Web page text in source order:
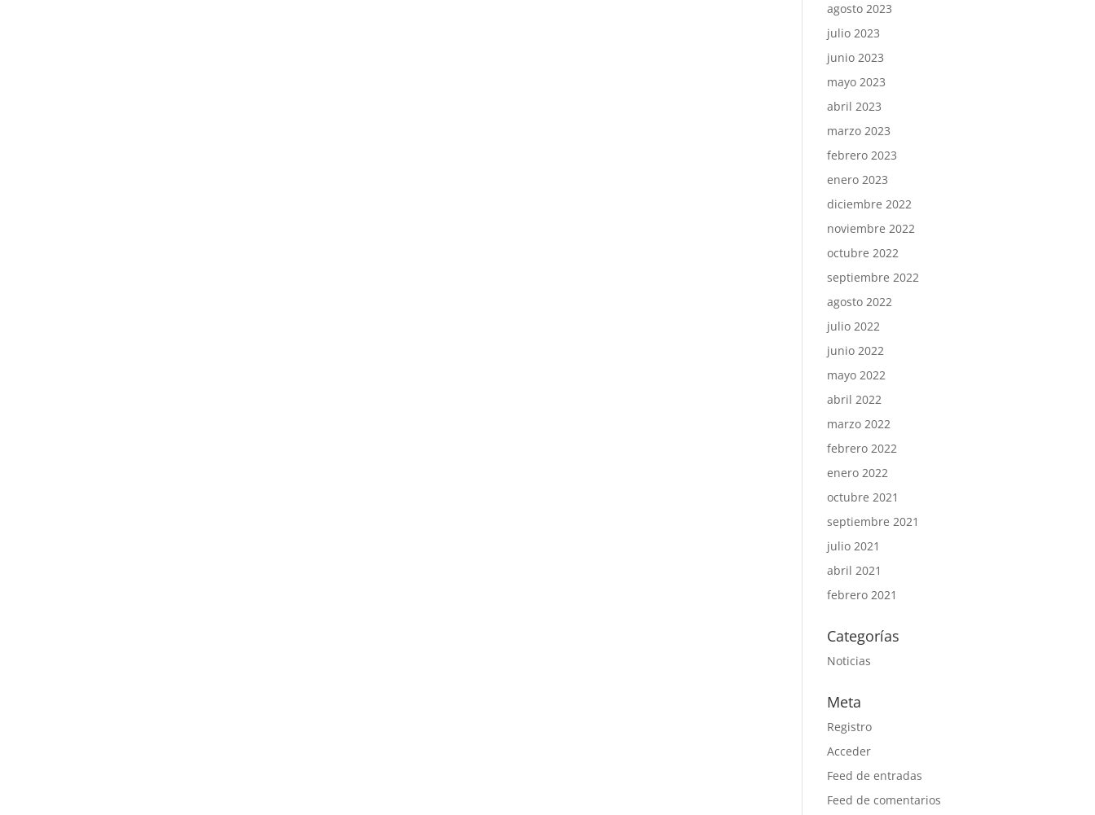
agosto 2023
julio 2023
junio 2023
mayo 2023
abril 2023
marzo 2023
febrero 2023
enero 2023
diciembre 2022
noviembre 2022
octubre 2022
septiembre 2022
agosto 2022
julio 2022
junio 2022
mayo 2022
abril 2022
marzo 2022
febrero 2022
enero 2022
octubre 2021
septiembre 2021
julio 2021
abril 2021
febrero 2021
Categorías
Noticias
Meta
Registro
Acceder
Feed de entradas
Feed de comentarios